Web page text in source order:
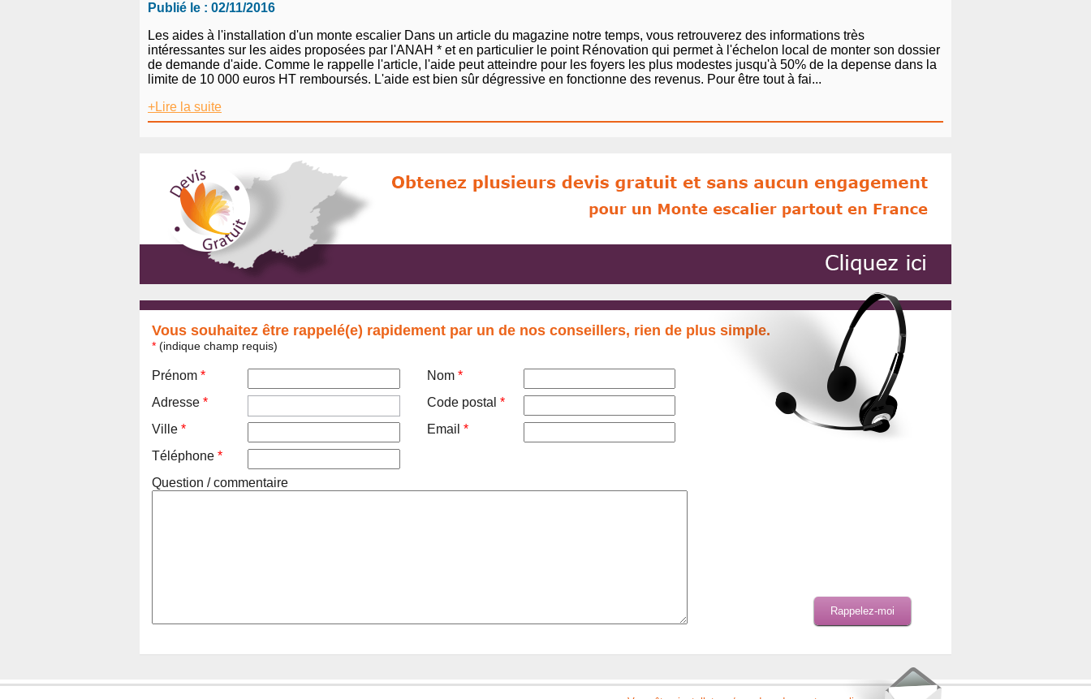
Publié le : 02/11/2016
Les aides à l'installation d'un monte escalier Dans un article du magazine notre temps, vous retrouverez des informations très
intéressantes sur les aides proposées par l'ANAH * et en particulier le point Rénovation qui permet à l'échelon local de monter son dossier
de demande d'aide. Comme le rappelle l'article, l'aide peut atteindre pour les foyers les plus modestes jusqu'à 50% de la depense dans la
limite de 10 000 euros HT remboursés. L'aide est bien sûr dégressive en fonctionne des revenus. Pour être tout à fai...
+Lire la suite
Vous souhaitez être rappelé(e) rapidement par un de nos conseillers, rien de plus simple.
* (indique champ requis)
Prénom * Nom*
Adresse * Code postal*
Ville * Email*
Téléphone *
Question / commentaire